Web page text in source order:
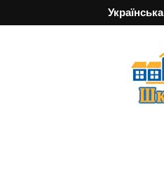
Українська